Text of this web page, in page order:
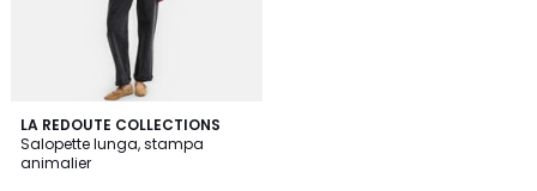
LA REDOUTE COLLECTIONS
Salopette lunga, stampa
animalier
4
/
5